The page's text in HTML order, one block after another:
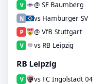
V @ SF Baumberg
N vs Hamburger SV
P @ VfB Stuttgart
V vs RB Leipzig
RB Leipzig
V vs FC Ingolstadt 04